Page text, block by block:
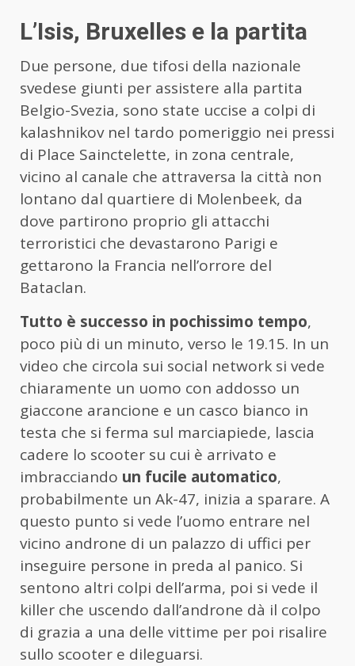
L’Isis, Bruxelles e la partita
Due persone, due tifosi della nazionale
svedese giunti per assistere alla partita
Belgio-Svezia, sono state uccise a colpi di
kalashnikov nel tardo pomeriggio nei pressi
di Place Sainctelette, in zona centrale,
vicino al canale che attraversa la città non
lontano dal quartiere di Molenbeek, da
dove partirono proprio gli attacchi
terroristici che devastarono Parigi e
gettarono la Francia nell’orrore del
Bataclan.
Tutto è successo in pochissimo tempo,
poco più di un minuto, verso le 19.15. In un
video che circola sui social network si vede
chiaramente un uomo con addosso un
giaccone arancione e un casco bianco in
testa che si ferma sul marciapiede, lascia
cadere lo scooter su cui è arrivato e
imbracciando un fucile automatico,
probabilmente un Ak-47, inizia a sparare. A
questo punto si vede l’uomo entrare nel
vicino androne di un palazzo di uffici per
inseguire persone in preda al panico. Si
sentono altri colpi dell’arma, poi si vede il
killer che uscendo dall’androne dà il colpo
di grazia a una delle vittime per poi risalire
sullo scooter e dileguarsi.